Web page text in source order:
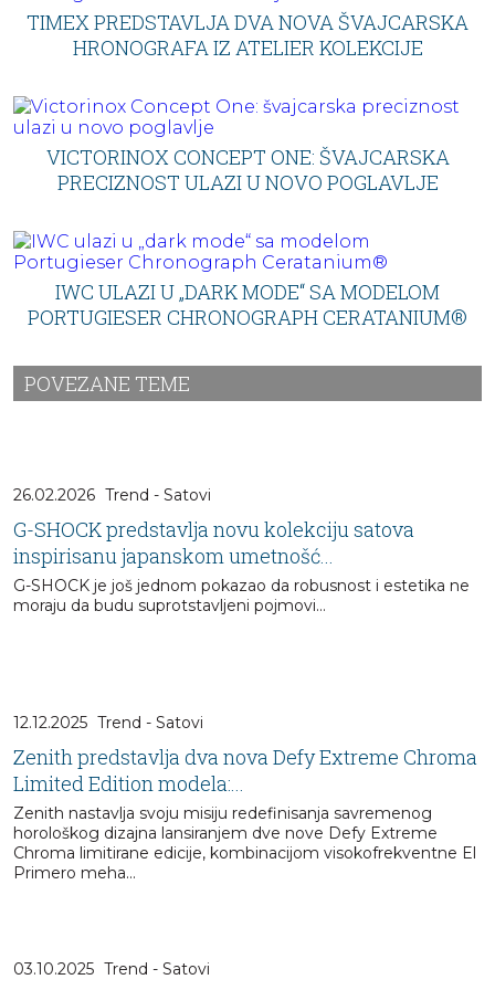
TIMEX PREDSTAVLJA DVA NOVA ŠVAJCARSKA
HRONOGRAFA IZ ATELIER KOLEKCIJE
VICTORINOX CONCEPT ONE: ŠVAJCARSKA
PRECIZNOST ULAZI U NOVO POGLAVLJE
IWC ULAZI U „DARK MODE“ SA MODELOM
PORTUGIESER CHRONOGRAPH CERATANIUM®
POVEZANE TEME
26.02.2026 Trend - Satovi
G-SHOCK predstavlja novu kolekciju satova
inspirisanu japanskom umetnošć...
G-SHOCK je još jednom pokazao da robusnost i estetika ne
moraju da budu suprotstavljeni pojmovi…
12.12.2025 Trend - Satovi
Zenith predstavlja dva nova Defy Extreme Chroma
Limited Edition modela:...
Zenith nastavlja svoju misiju redefinisanja savremenog
horološkog dizajna lansiranjem dve nove Defy Extreme
Chroma limitirane edicije, kombinacijom visokofrekventne El
Primero meha...
03.10.2025 Trend - Satovi